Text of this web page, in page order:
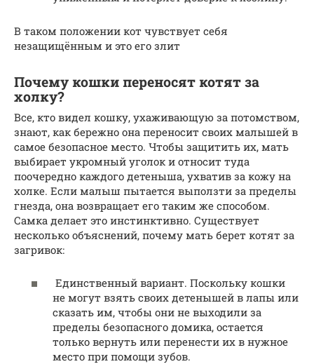
В таком положении кот чувствует себя
незащищённым и это его злит
Почему кошки переносят котят за
холку?
Все, кто видел кошку, ухаживающую за потомством,
знают, как бережно она переносит своих малышей в
самое безопасное место. Чтобы защитить их, мать
выбирает укромный уголок и относит туда
поочередно каждого детеныша, ухватив за кожу на
холке. Если малыш пытается выползти за пределы
гнезда, она возвращает его таким же способом.
Самка делает это инстинктивно. Существует
несколько объяснений, почему мать берет котят за
загривок:
Единственный вариант. Поскольку кошки
не могут взять своих детенышей в лапы или
сказать им, чтобы они не выходили за
пределы безопасного домика, остается
только вернуть или перенести их в нужное
место при помощи зубов.